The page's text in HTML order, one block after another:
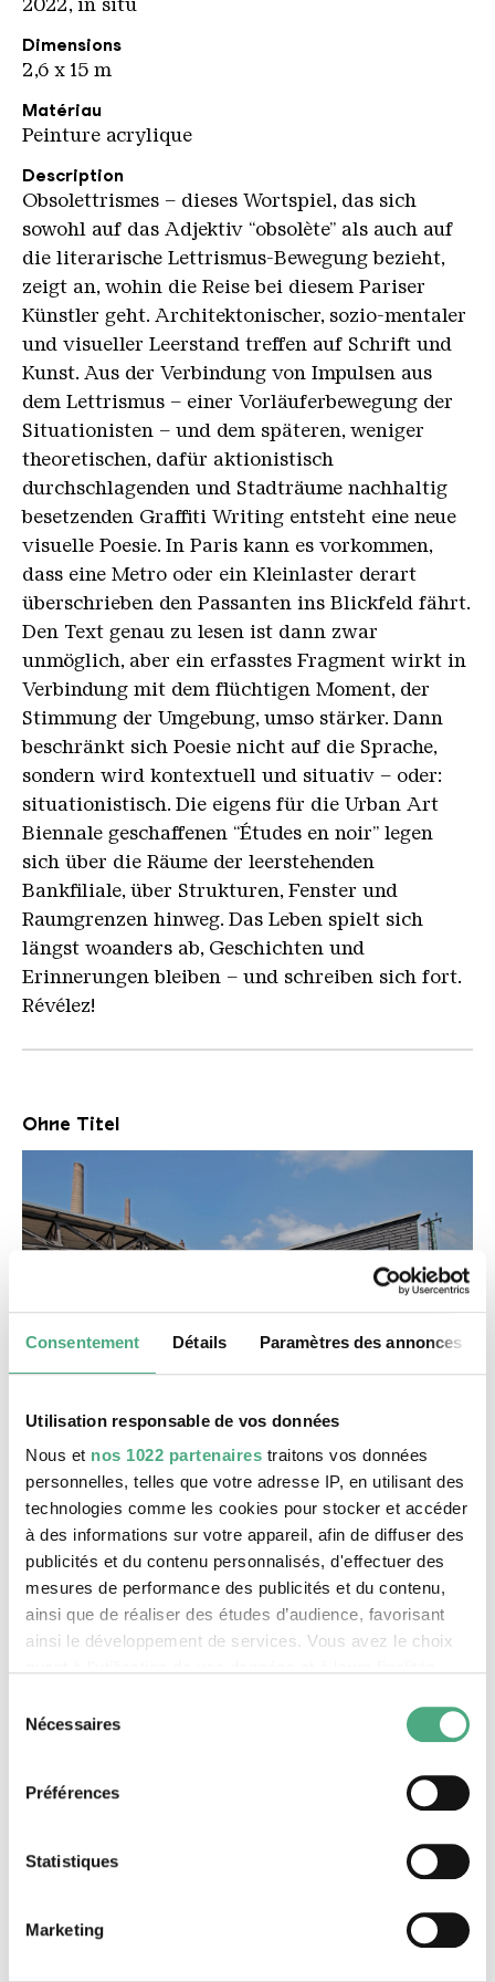
Consentement Détails Paramètres des annonces
Utilisation responsable de vos données
Nous et nos 1022 partenaires traitons vos données
personnelles, telles que votre adresse IP, en utilisant des
technologies comme les cookies pour stocker et accéder
à des informations sur votre appareil, afin de diffuser des
publicités et du contenu personnalisés, d'effectuer des
mesures de performance des publicités et du contenu,
ainsi que de réaliser des études d’audience, favorisant
ainsi le développement de services. Vous avez le choix
tout moment en consultant la Déclaration relative aux
cookies ou en cliquant sur l'icône de confidentialité.
Si vous le permettez, nous aimerions également :
géographique qui peuvent être précises à plusieurs
Identifier votre appareil en l'analysant activement
pour en relever les caractéristiques spécifiques
Nécessaires
Préférences
Statistiques
Marketing
2022, in situ
Dimensions
2,6 x 15 m
Matériau
Peinture acrylique
Description
Obsolettrismes – dieses Wortspiel, das sich
sowohl auf das Adjektiv “obsolète” als auch auf
die literarische Lettrismus-Bewegung bezieht,
zeigt an, wohin die Reise bei diesem Pariser
Künstler geht. Architektonischer, sozio-mentaler
und visueller Leerstand treffen auf Schrift und
Kunst. Aus der Verbindung von Impulsen aus
dem Lettrismus – einer Vorläuferbewegung der
Situationisten – und dem späteren, weniger
theoretischen, dafür aktionistisch
durchschlagenden und Stadträume nachhaltig
besetzenden Graffiti Writing entsteht eine neue
visuelle Poesie. In Paris kann es vorkommen,
dass eine Metro oder ein Kleinlaster derart
überschrieben den Passanten ins Blickfeld fährt.
Den Text genau zu lesen ist dann zwar
unmöglich, aber ein erfasstes Fragment wirkt in
Verbindung mit dem flüchtigen Moment, der
Stimmung der Umgebung, umso stärker. Dann
beschränkt sich Poesie nicht auf die Sprache,
sondern wird kontextuell und situativ – oder:
situationistisch. Die eigens für die Urban Art
Biennale geschaffenen “Études en noir” legen
sich über die Räume der leerstehenden
Bankfiliale, über Strukturen, Fenster und
Raumgrenzen hinweg. Das Leben spielt sich
längst woanders ab, Geschichten und
Erinnerungen bleiben – und schreiben sich fort.
Révélez!
Ohne Titel
Lek u Sowat Erzhalle
Copyright: Weltkulturerbe Völklinger Hütte / Karl
Datation
2022, in situ
Dimensions
2,1 x 4 m
Matériau
Peinture acrylique, verre